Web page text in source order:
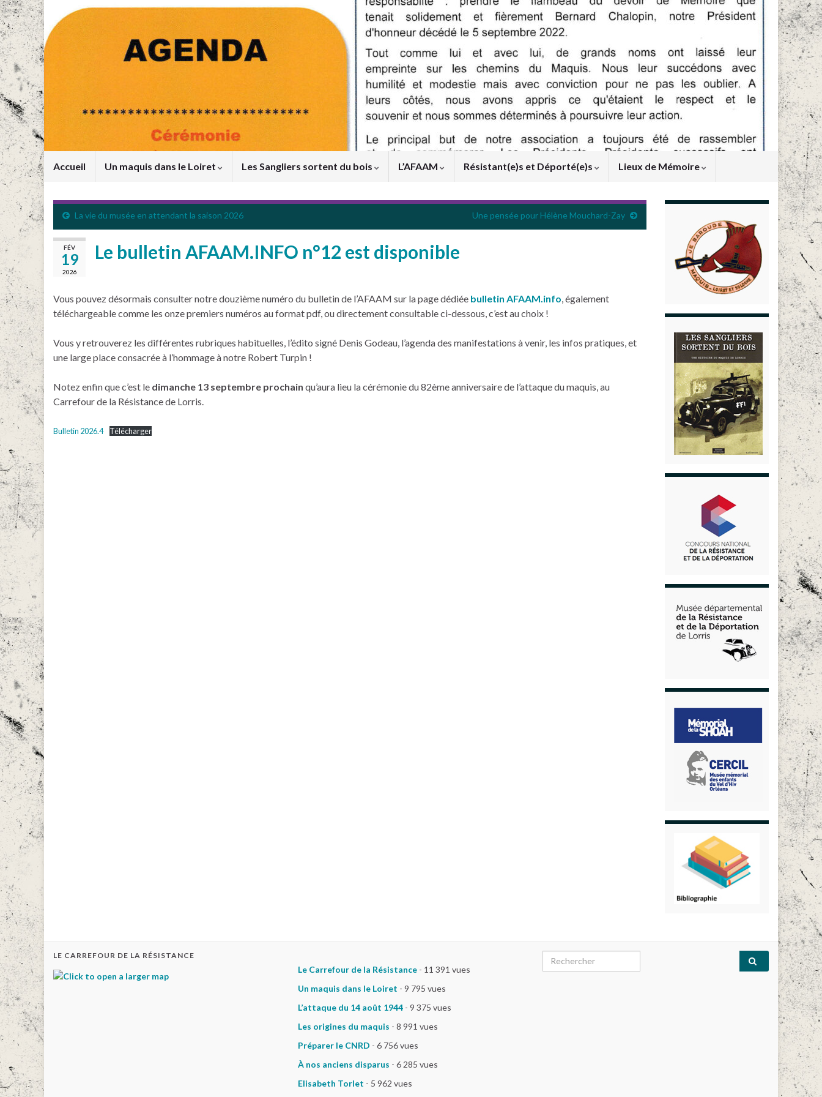
Accueil Un maquis dans le Loiret Les Sangliers sortent du bois L’AFAAM Résistant(e)s et Déporté(e)s Lieux de Mémoire
La vie du musée en attendant la saison 2026 Une pensée pour Hélène Mouchard-Zay
FÉV
19
2026
Le bulletin AFAAM.INFO n°12 est disponible
Vous pouvez désormais consulter notre douzième numéro du bulletin de l’AFAAM sur la page dédiée bulletin AFAAM.info, également
téléchargeable comme les onze premiers numéros au format pdf, ou directement consultable ci-dessous, c’est au choix !
Vous y retrouverez les différentes rubriques habituelles, l’édito signé Denis Godeau, l’agenda des manifestations à venir, les infos pratiques, et
une large place consacrée à l’hommage à notre Robert Turpin !
Notez enfin que c’est le dimanche 13 septembre prochain qu’aura lieu la cérémonie du 82ème anniversaire de l’attaque du maquis, au
Carrefour de la Résistance de Lorris.
Bulletin 2026.4 Télécharger
LE CARREFOUR DE LA RÉSISTANCE
Le Carrefour de la Résistance - 11 391 vues
Un maquis dans le Loiret - 9 795 vues
L’attaque du 14 août 1944 - 9 375 vues
Les origines du maquis - 8 991 vues
Préparer le CNRD - 6 756 vues
À nos anciens disparus - 6 285 vues
Elisabeth Torlet - 5 962 vues
Search for: